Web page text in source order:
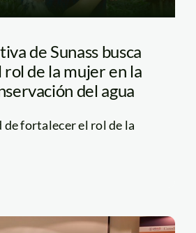
de Sunass busca
de la mujer en la
del agua
fortalecer el rol de la